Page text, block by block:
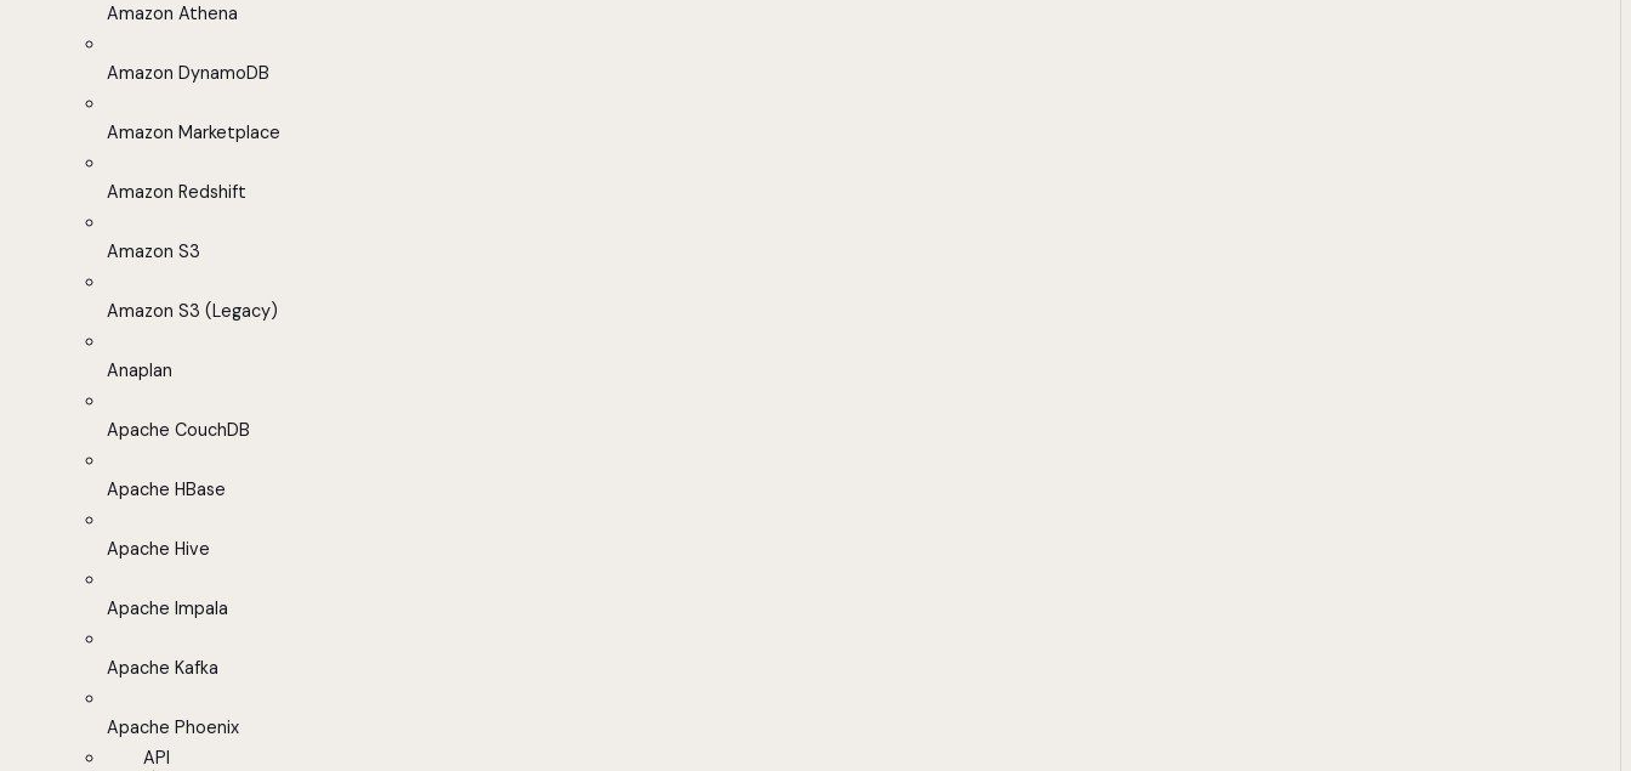
Amazon Athena
Amazon DynamoDB
Amazon Marketplace
Amazon Redshift
Amazon S3
Amazon S3 (Legacy)
Anaplan
Apache CouchDB
Apache HBase
Apache Hive
Apache Impala
Apache Kafka
Apache Phoenix
API